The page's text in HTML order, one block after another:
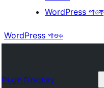
WordPress পাওক
WordPress পাওক
Plugin Directory